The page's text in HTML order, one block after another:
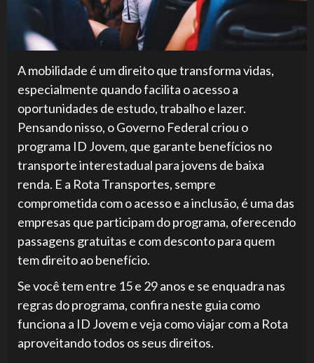
A mobilidade é um direito que transforma vidas,
especialmente quando facilita o acesso a
oportunidades de estudo, trabalho e lazer.
Pensando nisso, o Governo Federal criou o
programa ID Jovem, que garante benefícios no
transporte interestadual para jovens de baixa
renda. E a Rota Transportes, sempre
comprometida com o acesso e a inclusão, é uma das
empresas que participam do programa, oferecendo
passagens gratuitas e com desconto para quem
tem direito ao benefício.
Se você tem entre 15 e 29 anos e se enquadra nas
regras do programa, confira neste guia como
funciona a ID Jovem e veja como viajar com a Rota
aproveitando todos os seus direitos.